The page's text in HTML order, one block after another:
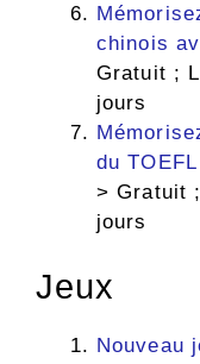
chinois
Gratuit ;
jours
du
> Gratuit
jours
Jeux
Nouveau